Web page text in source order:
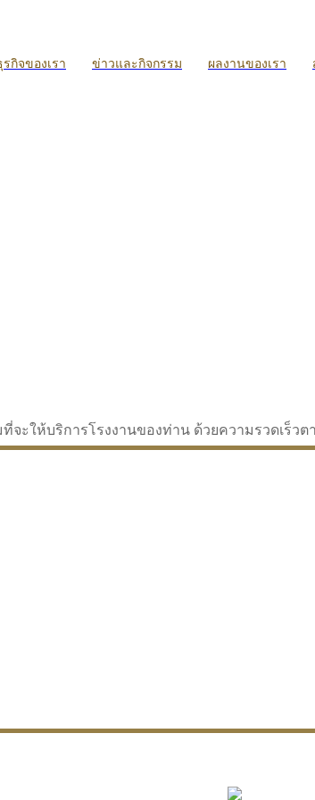
รกิจของเรา ข่าวและกิจกรรม ผลงานของเรา
ให้บริการโรงงานของท่าน ด้วยความรวดเร็วต